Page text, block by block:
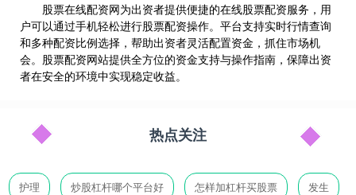
股票在线配资网为出资者提供便捷的在线股票配资服务，用
户可以通过手机轻松进行股票配资操作。平台支持实时行情查询
和多种配资比例选择，帮助出资者灵活配置资金，抓住市场机
会。股票配资网站提供全方位的资金支持与操作指南，保障出资
者在安全的环境中实现稳定收益。
热点关注
护理 炒股杠杆哪个平台好 怎样加杠杆买股票 发生